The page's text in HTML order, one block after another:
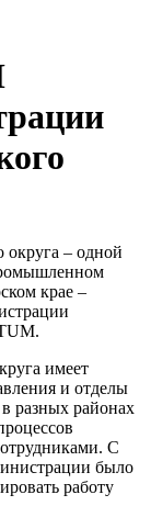
округа – одной
крае –
имеет
и отделы
разных районах
С
было
работу